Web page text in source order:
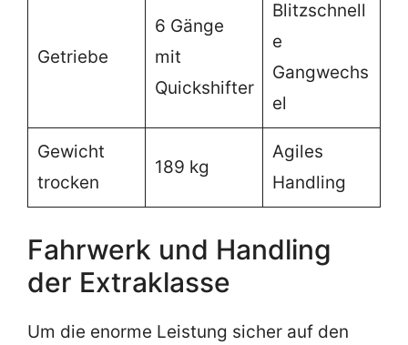
Getriebe
6 Gänge
mit
Quickshifter
Blitzschnell
e
Gangwechs
el
Gewicht
trocken
189 kg
Agiles
Handling
Fahrwerk und Handling
der Extraklasse
Um die enorme Leistung sicher auf den